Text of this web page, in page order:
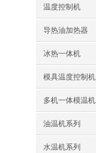
温度控制机
导热油加热器
冰热一体机
模具温度控制机
多机一体模温机
油温机系列
水温机系列